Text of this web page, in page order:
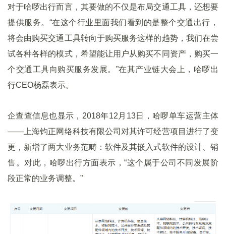
对于哈啰出行而言，其要做的不仅是布局交通工具，还想要
提供服务。“在这个行业里面我们看到的是整个交通出行，
将会由购买交通工具转向于购买服务这样的趋势，我们在尝
试各种各样的模式，希望能让用户从购买不同资产，购买一
个交通工具向购买服务发展。”在其产业链大会上，哈啰出
行CEO杨磊表示。
企查查信息也显示，2018年12月13日，哈啰单车运营主体
——上海钧正网络科技有限公司对其许可经营项目进行了变
更，新增了两大业务范畴：软件及其嵌入式软件的设计、销
售。对此，哈啰出行方面表示，“这个属于公司不同发展阶
段正常的业务调整。”